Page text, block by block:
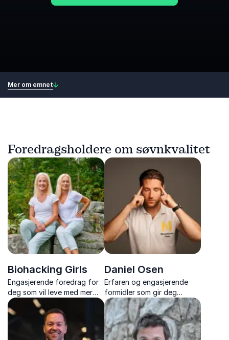
Mer om emnet
Foredragsholdere om søvnkvalitet
Biohacking Girls
Engasjerende foredrag for
deg som vil leve med mer
energi, kraft og klarhet
Daniel Osen
Erfaren og engasjerende
formidler som gir deg
verktøy til å skape mer
motivasjon i hverdagen.